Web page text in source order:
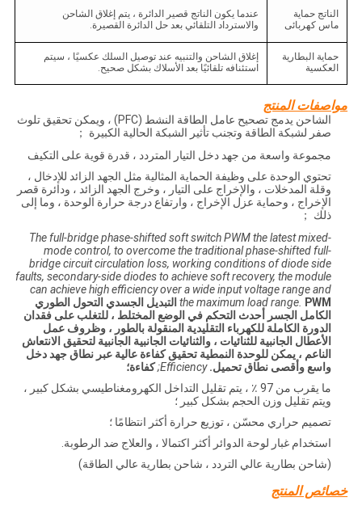
الناتج حماية
ماس كهربائى
عندما يكون الناتج قصير الدائرة ، يتم إغلاق الشاحن
والاسترداد التلقائي بعد حل الدائرة القصيرة.
حماية البطارية
العكسية
إغلاق الشاحن والتنبيه عند توصيل السلك عكسيًا ، سيتم
استئنافه تلقائيًا بعد الأسلاك بشكل صحيح.
مواصفات المنتج
الشاحن يدمج تصحيح عامل الطاقة النشط (PFC) ، ويمكن تحقيق تلوث
صفر لشبكة الطاقة وتجنب تأثير الشبكة الحالية الكبيرة ；
مجموعة واسعة من جهد دخل التيار المتردد ، قدرة قوية على التكيف
تحتوي الوحدة على وظيفة الحماية المثالية مثل الجهد الزائد للإدخال ،
وقلة المدخلات ، والإخراج على التيار ، وخرج الجهد الزائد ، ودائرة قصر
الإخراج ، وحماية عزل الإخراج ، وارتفاع درجة حرارة الوحدة ، وما إلى
ذلك ；
The full-bridge phase-shifted soft switch PWM the latest mixed-
mode control, to overcome the traditional phase-shifted full-
bridge circuit circulation loss, working conditions of diode side
faults, secondary-side diodes to achieve soft recovery, the module
can achieve high efficiency over a wide input voltage range and
the maximum load range.PWM التبديل الجسدي التحول الطوري
الكامل الجسر أحدث التحكم في الوضع المختلط ، للتغلب على فقدان
الدورة الكاملة للكهرباء التقليدية المنقولة بالطور ، وظروف عمل
الأعطال الجانبية للثنائيات ، والثنائيات الجانبية الجانبية لتحقيق الانتعاش
الناعم ، يمكن للوحدة النمطية تحقيق كفاءة عالية عبر نطاق جهد دخل
واسع وأقصى نطاق تحميل. Efficiency; كفاءة؛
ما يقرب من 97 ٪ ، يتم تقليل التداخل الكهرومغناطيسي بشكل كبير ،
ويتم تقليل وزن الحجم بشكل كبير ؛
تصميم حراري محسّن ، توزيع حرارة أكثر انتظامًا ؛
استخدام غبار لوحة الدوائر أكثر اكتمالا ، والعلاج ضد الرطوبة.
(شاحن بطارية عالي التردد ، شاحن بطارية عالي الطاقة)
خصائص المنتج